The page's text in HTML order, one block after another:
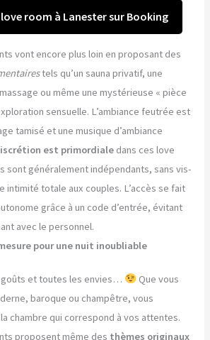
love room à Lanester sur Booking
vont encore plus loin en proposant des
tels qu’un sauna privatif, une
ou même une mystérieuse « pièce
sensuelle. L’ambiance feutrée est
tamisé et une musique d’ambiance
est primordiale dans ces love
sont généralement indépendants, sans vis-
intimité totale aux couples. L’accès se fait
grâce à un code d’entrée, évitant
avec le personnel.
pour une nuit inoubliable
goûts et toutes les envies…
Que vous
baroque ou champêtre, vous
chambre qui correspond à vos attentes.
proposent même des thèmes originaux